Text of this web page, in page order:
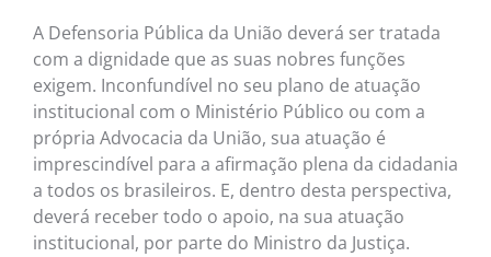
A Defensoria Pública da União deverá ser tratada
com a dignidade que as suas nobres funções
exigem. Inconfundível no seu plano de atuação
institucional com o Ministério Público ou com a
própria Advocacia da União, sua atuação é
imprescindível para a afirmação plena da cidadania
a todos os brasileiros. E, dentro desta perspectiva,
deverá receber todo o apoio, na sua atuação
institucional, por parte do Ministro da Justiça.